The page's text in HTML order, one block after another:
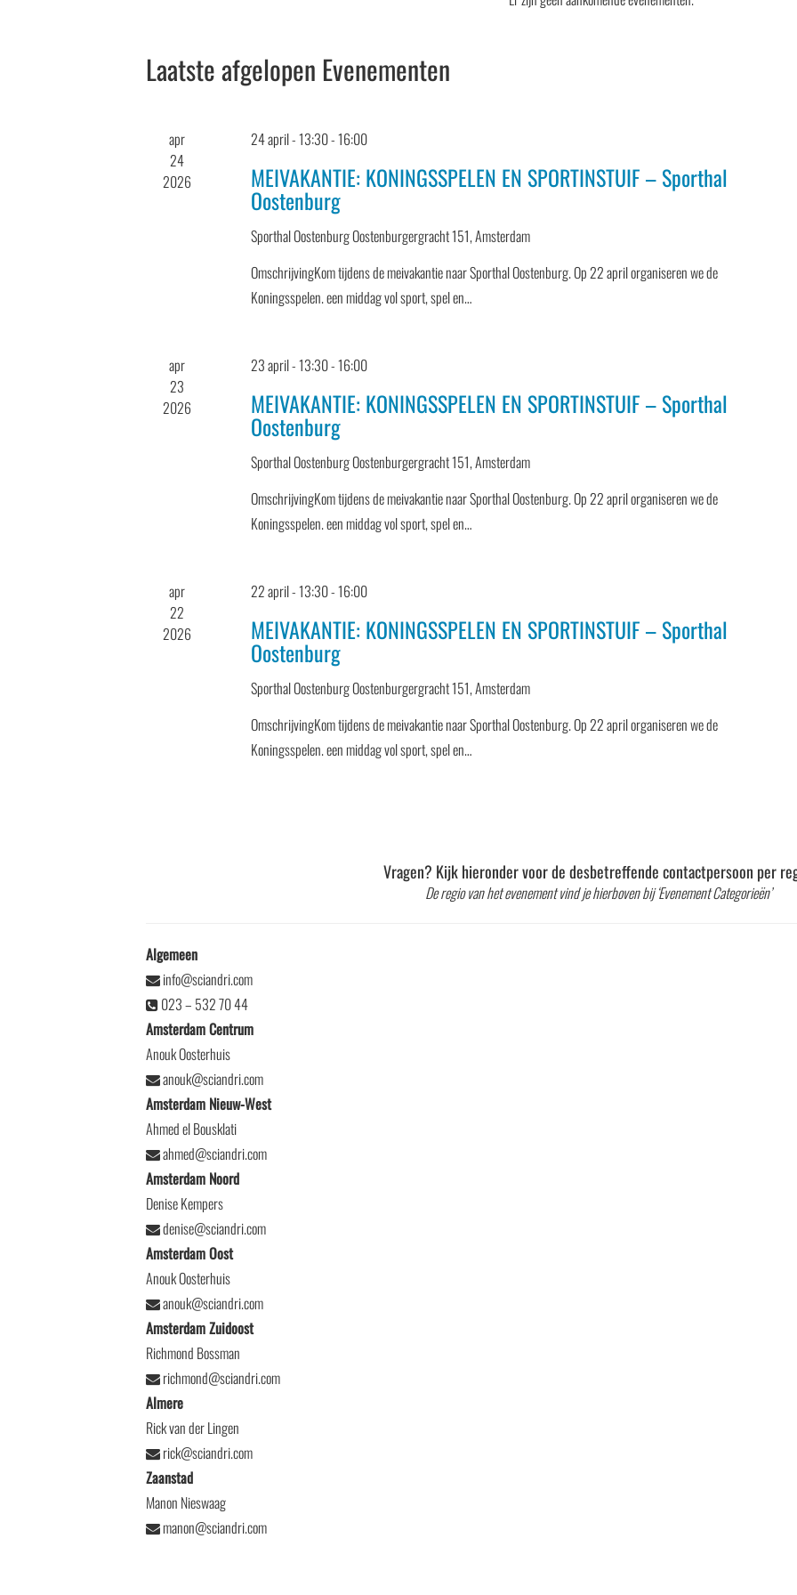
Kalender
Evenementen
Laatste afgelopen Evenementen
apr
24
2026
24 april - 13:30-16:00
MEIVAKANTIE: KONINGSSPELEN EN SPORTINSTUIF – Sporthal
Oostenburg
Sporthal OostenburgOostenburgergracht 151, Amsterdam
OmschrijvingKom tijdens de meivakantie naar Sporthal Oostenburg. Op 22 april organiseren we de
Koningsspelen. een middag vol sport, spel en…
apr
23
2026
23 april - 13:30-16:00
MEIVAKANTIE: KONINGSSPELEN EN SPORTINSTUIF – Sporthal
Oostenburg
Sporthal OostenburgOostenburgergracht 151, Amsterdam
OmschrijvingKom tijdens de meivakantie naar Sporthal Oostenburg. Op 22 april organiseren we de
Koningsspelen. een middag vol sport, spel en…
apr
22
2026
22 april - 13:30-16:00
MEIVAKANTIE: KONINGSSPELEN EN SPORTINSTUIF – Sporthal
Oostenburg
Sporthal OostenburgOostenburgergracht 151, Amsterdam
OmschrijvingKom tijdens de meivakantie naar Sporthal Oostenburg. Op 22 april organiseren we de
Koningsspelen. een middag vol sport, spel en…
Vragen? Kijk hieronder voor de desbetreffende contactpersoon per
De regio van het evenement vind je hierboven bij ‘Evenement Categorieën’
Algemeen
info@sciandri.com
023 – 532 70 44
Amsterdam Centrum
Anouk Oosterhuis
anouk@sciandri.com
Amsterdam Nieuw-West
Ahmed el Bousklati
ahmed@sciandri.com
Amsterdam Noord
Denise Kempers
denise@sciandri.com
Amsterdam Oost
Anouk Oosterhuis
anouk@sciandri.com
Amsterdam Zuidoost
Richmond Bossman
richmond@sciandri.com
Almere
Rick van der Lingen
rick@sciandri.com
Zaanstad
Manon Nieswaag
manon@sciandri.com